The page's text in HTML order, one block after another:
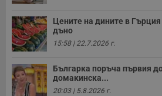
Цените на дините в
дъно
15:58 | 22.7.2026 г.
Българка поръча първия
домакинска...
20:03 | 5.8.2026 г.